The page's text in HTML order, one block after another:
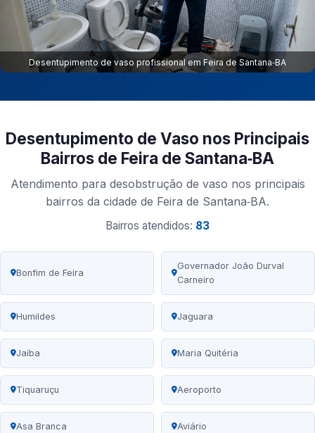
Desentupimento de vaso profissional em Feira de Santana‑BA
Desentupimento de Vaso nos Principais
Bairros de Feira de Santana‑BA
Atendimento para desobstrução de vaso nos principais
bairros da cidade de Feira de Santana‑BA.
Bairros atendidos: 83
Bonfim de Feira
Governador João Durval
Carneiro
Humildes Jaguara
Jaíba Maria Quitéria
Tiquaruçu Aeroporto
Asa Branca Aviário